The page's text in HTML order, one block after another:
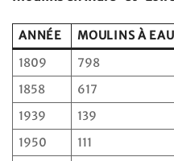
ANNÉE MOULINS À EAU
1809
798
1858
617
1939
139
1950
111